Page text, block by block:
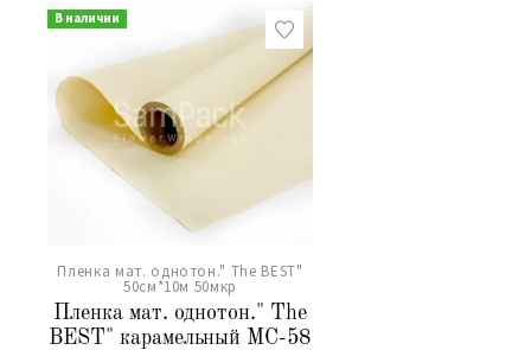
В наличии
Пленка мат. однотон." The BEST"
50см*10м 50мкр
Пленка мат. однотон." The
BEST" карамельный МС-58